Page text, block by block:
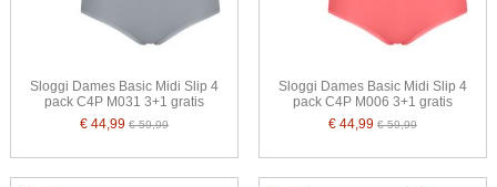
Sloggi Dames Basic Midi Slip 4
pack C4P M031 3+1 gratis
€ 44,99€ 59,99
Sloggi Dames Basic Midi Slip 4
pack C4P M006 3+1 gratis
€ 44,99€ 59,99